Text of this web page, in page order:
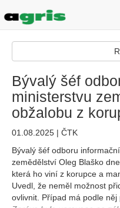
Bývalý šéf
ministerstvu
obžalobu z
01.08.2025 | ČTK
Bývalý šéf odboru
zemědělství Oleg Blaško
která ho viní z korupce a
Uvedl, že neměl možnost
ovlivnit. Případ má podle něj